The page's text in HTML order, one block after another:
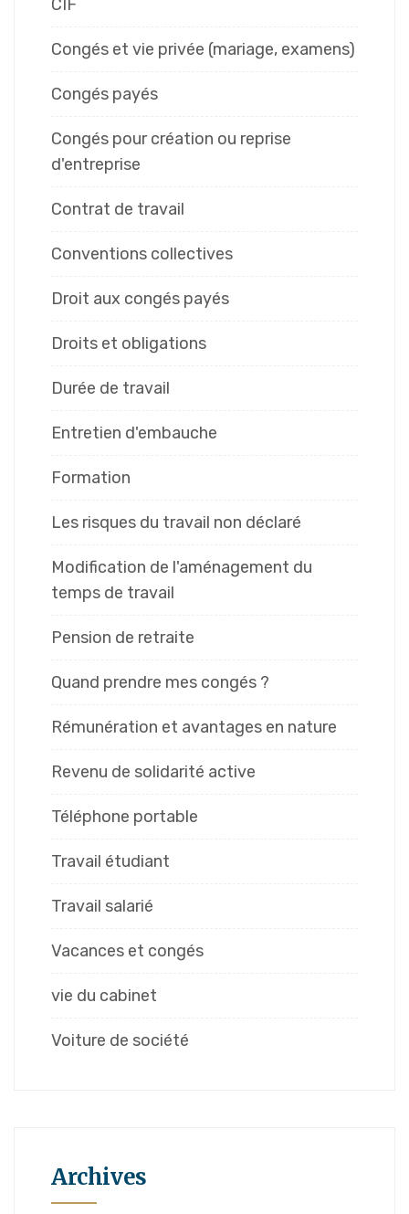
CIF
Congés et vie privée (mariage, examens)
Congés payés
Congés pour création ou reprise
d'entreprise
Contrat de travail
Conventions collectives
Droit aux congés payés
Droits et obligations
Durée de travail
Entretien d'embauche
Formation
Les risques du travail non déclaré
Modification de l'aménagement du
temps de travail
Pension de retraite
Quand prendre mes congés ?
Rémunération et avantages en nature
Revenu de solidarité active
Téléphone portable
Travail étudiant
Travail salarié
Vacances et congés
vie du cabinet
Voiture de société
Archives